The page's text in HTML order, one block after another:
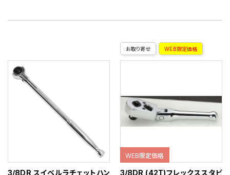
3/8DR スイベルラチェットハン
お取り寄せ WEB限定価格
WEB限定価格
3/8DR (42T)フレックススタビ